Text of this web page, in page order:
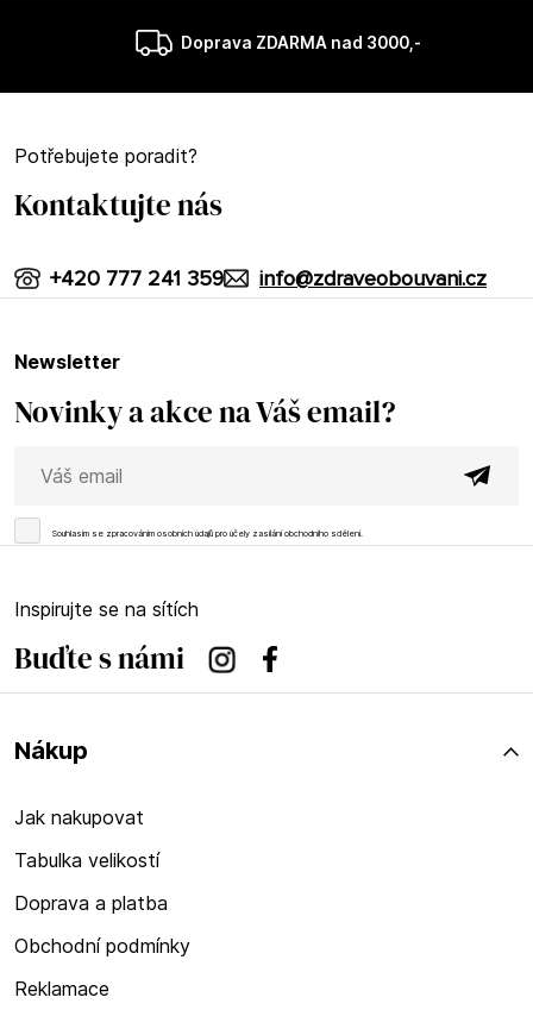
Doprava ZDARMA nad 3000,-
Potřebujete poradit?
Kontaktujte nás
info@zdraveobouvani.cz
+420 777 241 359
newsletter
Novinky a akce na Váš email?
Souhlasím se zpracováním osobních údajů pro účely zasílání obchodního sdělení.
Inspirujte se na sítích
Buďte s námi InstagramFacebook
Nákup
Jak nakupovat
Tabulka velikostí
Doprava a platba
Obchodní podmínky
Reklamace